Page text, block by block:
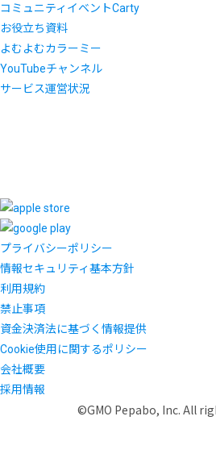
コミュニティイベントCarty
お役立ち資料
よむよむカラーミー
YouTubeチャンネル
サービス運営状況
プライバシーポリシー
情報セキュリティ基本方針
利用規約
禁止事項
資金決済法に基づく情報提供
Cookie使用に関するポリシー
会社概要
採用情報
©GMO Pepabo, Inc. All